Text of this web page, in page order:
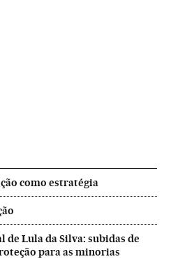
como estratégia
Lula da Silva: subidas de
para as minorias